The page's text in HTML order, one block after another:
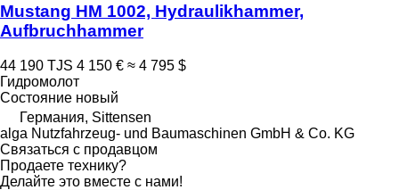
Mustang HM 1002, Hydraulikhammer,
Aufbruchhammer
44 190 TJS 4 150 € ≈ 4 795 $
Гидромолот
Состояние новый
Германия, Sittensen
alga Nutzfahrzeug- und Baumaschinen GmbH & Co. KG
Связаться с продавцом
Продаете технику?
Делайте это вместе с нами!